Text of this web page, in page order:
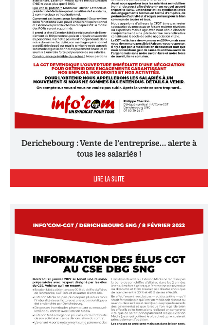
Derichebourg : Vente de l’entreprise… alerte à
tous les salariés !
LIRE LA SUITE